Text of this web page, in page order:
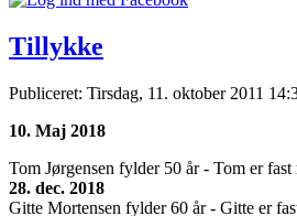
Tillykke
Publiceret: Tirsdag, 11. oktober 2011
10. Maj 2018
Tom Jørgensen fylder 50 år - Tom er
28. dec. 2018
Gitte Mortensen fylder 60 år - Gitte er